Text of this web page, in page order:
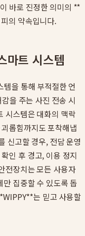
바로 진정한 의미의 **
의 약속입니다.
마트 시스템
을 통해 부적절한 언
을 주는 사진 전송 시
시스템은 대화의 맥락
롭힘까지도 포착해냅
신고할 경우, 전담 운영
인 후 경고, 이용 정지
전장치는 모든 사용자
집중할 수 있도록 돕
는 믿고 사용할